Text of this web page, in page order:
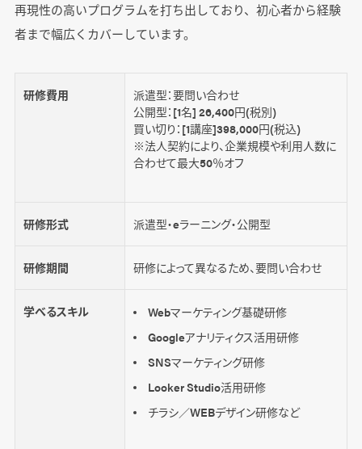
再現性の高いプログラムを打ち出しており、初心者から経験
者まで幅広くカバーしています。
研修費用
派遣型：要問い合わせ
公開型：[1名] 26,400円(税別)
買い切り：[1講座]398,000円(税込)
※法人契約により、企業規模や利用人数に
合わせて最大50％オフ
研修形式 派遣型・eラーニング・公開型
研修期間 研修によって異なるため、要問い合わせ
学べるスキル
Webマーケティング基礎研修
Googleアナリティクス活用研修
SNSマーケティング研修
Looker Studio活用研修
チラシ／WEBデザイン研修など